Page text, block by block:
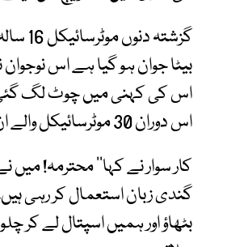
بیٹا جوان ہو گیا ہے اس
اس کی کہنی میں چوٹ لگ گئی،
اس دوران 30 موٹرسائیکل والے ان کی حمایت میں جمع ہو گئے۔
کار سوار نے کہا’’ محترمہ!
گندی زبان استعمال کر رہی
بٹھاؤ اور ہمیں اسپتال لے کر